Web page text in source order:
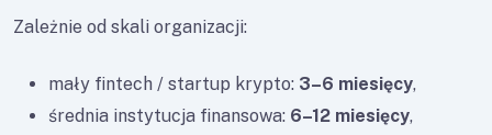
Zależnie od skali organizacji:
mały fintech / startup krypto: 3–6 miesięcy,
średnia instytucja finansowa: 6–12 miesięcy,